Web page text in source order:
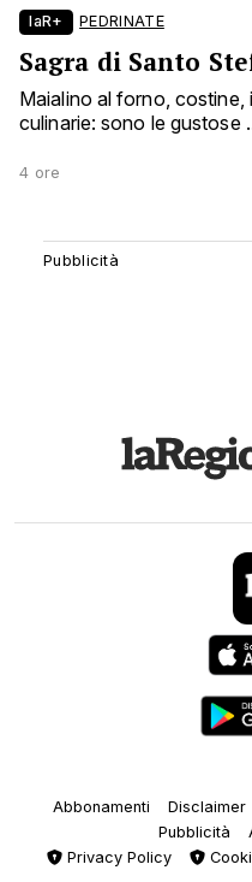
laR+ PEDRINATE
Sagra di Santo
Maialino al forno,
culinarie: sono le gustose
4 ore
Abbonamenti Disclaimer
Pubblicità
Privacy Policy